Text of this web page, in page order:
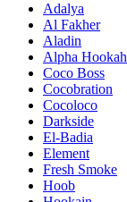
Adalya
Al Fakher
Aladin
Alpha Hookah
Coco Boss
Cocobration
Cocoloco
Darkside
El-Badia
Element
Fresh Smoke
Hoob